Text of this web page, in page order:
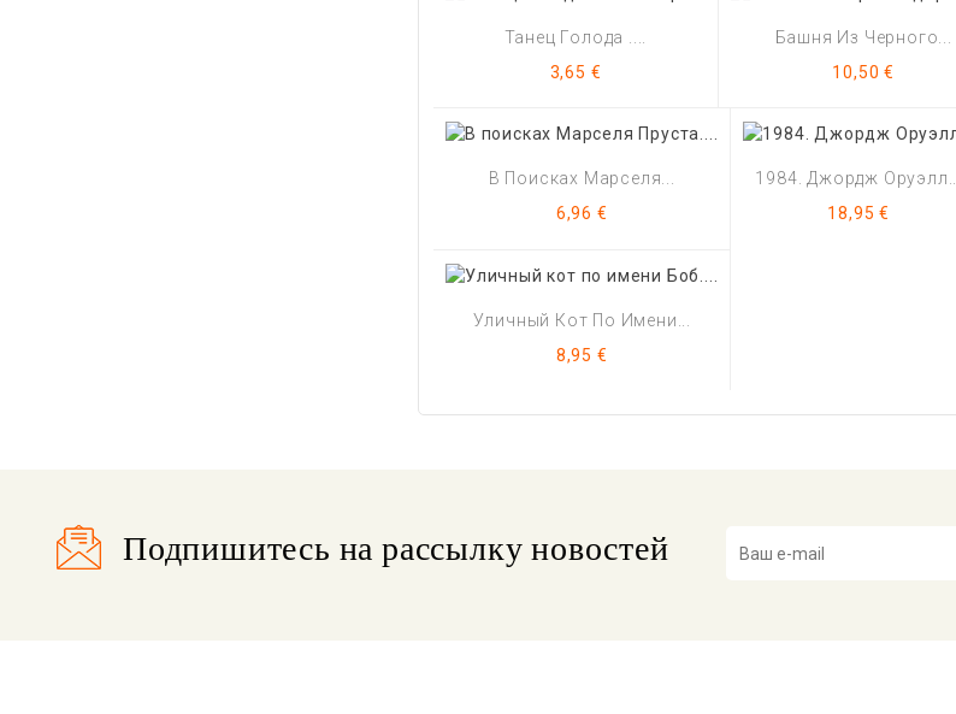
Танец Голода ....
Цена
3,65 €
Башня Из Черного...
Цена
10,50 €
В Поисках Марселя...
Цена
6,96 €
1984. Джордж
Цена
18,95 €
Уличный Кот По Имени...
Цена
8,95 €
Подпишитесь на рассылку новостей